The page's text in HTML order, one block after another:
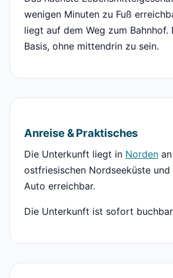
wenigen Minuten zu Fuß
liegt auf dem Weg zum Bahnhof.
Basis, ohne mittendrin zu sein.
Anreise & Praktisches
Die Unterkunft liegt in Norden
ostfriesischen Nordseeküste
Auto erreichbar.
Die Unterkunft ist sofort